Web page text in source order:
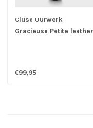
Cluse Uurwerk
Gracieuse Petite leather
€99,95